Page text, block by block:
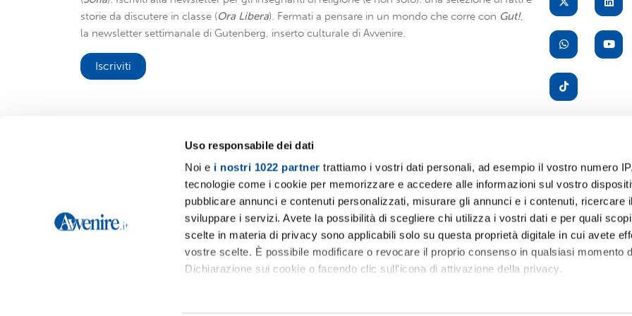
Uso responsabile dei dati
Noi e i nostri 1022 partner trattiamo i vostri dati personali, ad esempio il vostro numero
tecnologie come i cookie per memorizzare e accedere alle informazioni sul vostro
pubblicare annunci e contenuti personalizzati, misurare gli annunci e i contenuti, ricercare
sviluppare i servizi. Avete la possibilità di scegliere chi utilizza i vostri dati e per quali
scelte in materia di privacy sono applicabili solo su questa proprietà digitale in cui avete
vostre scelte. È possibile modificare o revocare il proprio consenso in qualsiasi momento
Dichiarazione sui cookie o facendo clic sull'icona di attivazione della privacy.
storie da discutere in classe (Ora Libera). Fermati a pensare in un mondo che corre con Gut!,
la newsletter settimanale di Gutenberg, inserto culturale di Avvenire.
Iscriviti